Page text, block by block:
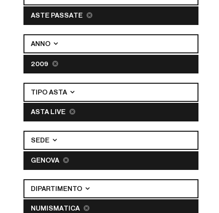
ASTE PASSATE
ANNO
2009
TIPO ASTA
ASTA LIVE
SEDE
GENOVA
DIPARTIMENTO
NUMISMATICA